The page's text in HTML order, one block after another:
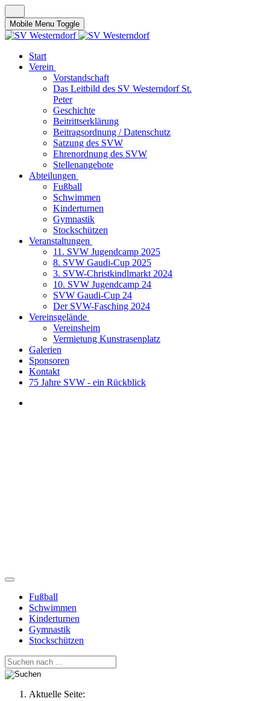
Mobile Menu Toggle
Start
Verein
Vorstandschaft
Das Leitbild des SV Westerndorf St.
Peter
Geschichte
Beitrittserklärung
Beitragsordnung / Datenschutz
Satzung des SVW
Ehrenordnung des SVW
Stellenangebote
Abteilungen
Fußball
Schwimmen
Kinderturnen
Gymnastik
Stockschützen
Veranstaltungen
11. SVW Jugendcamp 2025
8. SVW Gaudi-Cup 2025
3. SVW-Christkindlmarkt 2024
10. SVW Jugendcamp 24
SVW Gaudi-Cup 24
Der SVW-Fasching 2024
Vereinsgelände
Vereinsheim
Vermietung Kunstrasenplatz
Galerien
Sponsoren
Kontakt
75 Jahre SVW - ein Rückblick
Fußball
Schwimmen
Kinderturnen
Gymnastik
Stockschützen
Aktuelle Seite: